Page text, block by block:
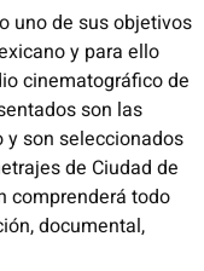
uno de sus objetivos
y para ello
cinematográfico de
son las
son seleccionados
de Ciudad de
comprenderá todo
documental,